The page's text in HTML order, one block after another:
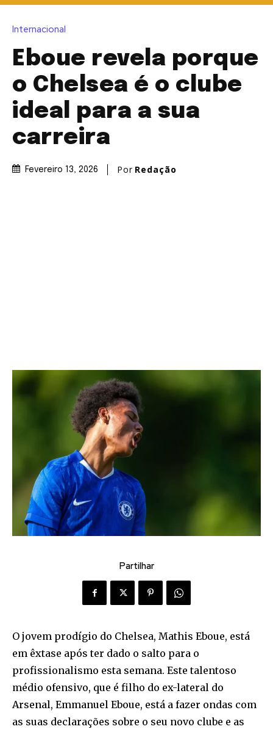
Internacional
Eboue revela porque
o Chelsea é o clube
ideal para a sua
carreira
Fevereiro 13, 2026 Por Redação
Partilhar
O jovem prodígio do Chelsea, Mathis Eboue, está
em êxtase após ter dado o salto para o
profissionalismo esta semana. Este talentoso
médio ofensivo, que é filho do ex-lateral do
Arsenal, Emmanuel Eboue, está a fazer ondas com
as suas declarações sobre o seu novo clube e as